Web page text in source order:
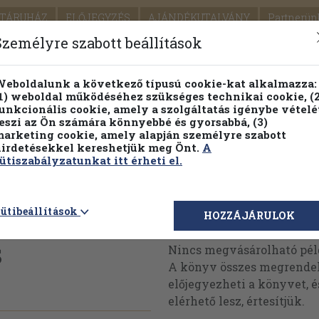
ELŐJEGYZÉS AJÁNDÉKUTALVÁNY
SEGÍTSÉG
PILLANATNYI ÁRAINK FENNTARTHATÓ
Részletes kereső Témaköri fa
Megvásárolható
Nincs megvásárolható
A könyv összes
előjegyezheti a könyvet,
elérhető lesz, értesítjük.
szabott beállítások
a következő típusú cookie-kat alkalmazza:
weboldal működéséhez szükséges technikai cookie,
cookie, amely a szolgáltatás igénybe
az Ön számára könnyebbé és gyorsabbá, (3)
cookie, amely alapján személyre szabott
kereshetjük meg Önt. A
itt érheti el.
HOZZÁJÁRULOK